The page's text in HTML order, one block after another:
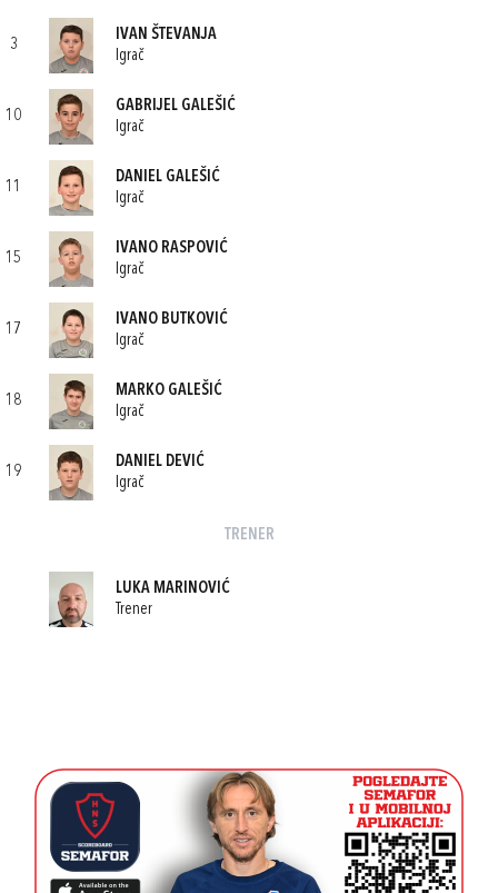
3
IVAN ŠTEVANJA
Igrač
10
GABRIJEL GALEŠIĆ
Igrač
11
DANIEL GALEŠIĆ
Igrač
15
IVANO RASPOVIĆ
Igrač
17
IVANO BUTKOVIĆ
Igrač
18
MARKO GALEŠIĆ
Igrač
19
DANIEL DEVIĆ
Igrač
TRENER
LUKA MARINOVIĆ
Trener